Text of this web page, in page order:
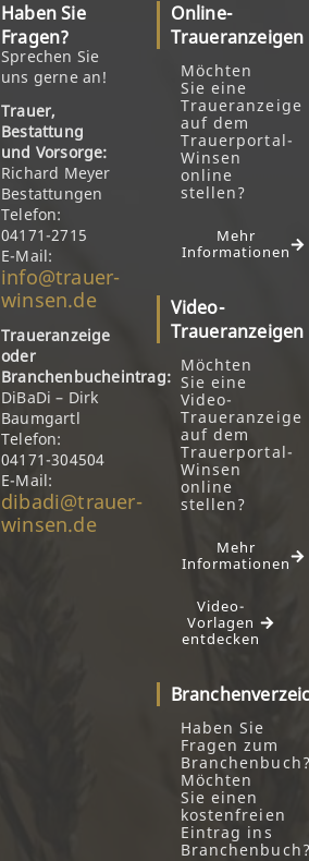
Haben Sie
Fragen?
Sprechen Sie
uns gerne an!
Trauer,
Bestattung
und Vorsorge:
Richard Meyer
Bestattungen
Telefon:
04171-2715
E-Mail:
info@trauer-
winsen.de
Traueranzeige
oder
Branchenbucheintrag:
DiBaDi – Dirk
Baumgartl
Telefon:
04171-304504
E-Mail:
dibadi@trauer-
winsen.de
Online-
Traueranzeigen
Möchten
Sie eine
Traueranzeige
auf dem
Trauerportal-
Winsen
online
stellen?
Mehr
Informationen
Video-
Traueranzeigen
Möchten
Sie eine
Video-
Traueranzeige
auf dem
Trauerportal-
Winsen
online
stellen?
Mehr
Informationen
Video-
Vorlagen
entdecken
Haben Sie
Fragen zum
Möchten
Sie einen
kostenfreien
Eintrag ins